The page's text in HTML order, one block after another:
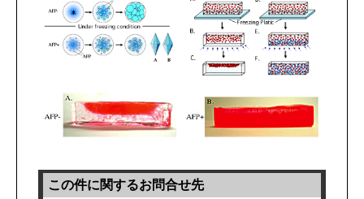
この件に関するお問合せ先